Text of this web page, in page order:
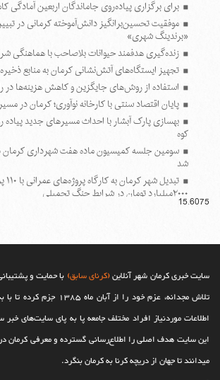
برای برگزاری پیاده‌روی جاماندگان اربعین آمادگی
موفقیت تحسین‌برانگیز دانش‌آموخته کرمانی در
«برندینگ شهری»
زنده‌گیری هدفمند حیوانات بلاصاحب با
تجهیز ایستگاه‌های آتش‌نشانی کرمان به منابع
استفاده از روش‌های جایگزین و کاهش هزینه‌ها در
پایان اقتصاد سنتی با کارخانه نوآوری؛ کرمان در
بهسازی پارک آبشار با احداث مسیرهای جدید پیاده
کوه
سومین جلسه کمیسیون ماده هفت شهرداری کرمان
شد
۲۰۰۰میلیارد تومان در شرایط جنگ تحمیلی
15.6075
سایت خبری کرمان شهر آنلاین(کرنای سابق) با حمایت و
تلاش مجدانه، عزم خود را از آبان
اطلاعات موردنیاز افراد مختلف جامعه پا به پای سایت‌های خبر
این سایت هدف اصلی را اطلاع‌رسانی گسترده و معرفی کرمان
می‎‏دانند تا جهان از دریچه کرنا به کرمان بنگرد.